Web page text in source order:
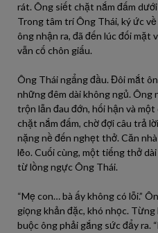
rát. Ông siết chặt nắm đấm
Trong tâm trí Ông Thái, ký ức
ông nhận ra, đã đến lúc đối mặt
vẫn cố chôn giấu.
Ông Thái ngẩng đầu. Đôi mắt
những đêm dài không ngủ. Ông
trộn lẫn đau đớn, hối hận và
chặt nắm đấm, chờ đợi câu trả
nặng nề đến nghẹt thở. Căn
lẽo. Cuối cùng, một tiếng thở
từ lồng ngực Ông Thái.
“Mẹ con… bà ấy không có lỗi.”
giọng khản đặc, khó nhọc.
buộc ông phải gắng sức đẩy ra.